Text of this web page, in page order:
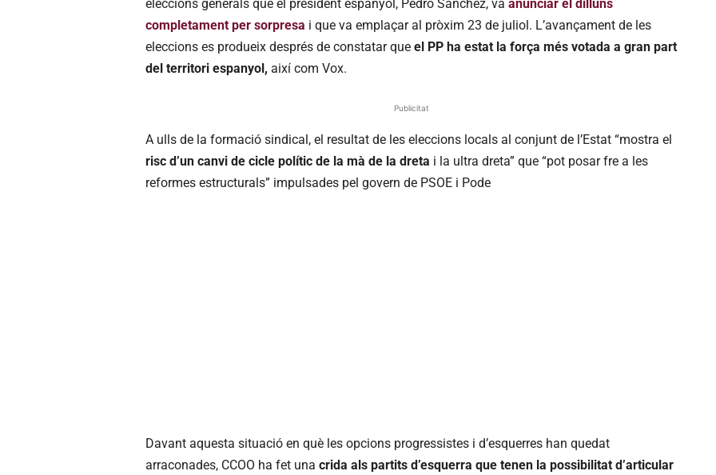
eleccions generals que el president espanyol, Pedro Sánchez, va anunciar el dilluns
completament per sorpresa i que va emplaçar al pròxim 23 de juliol. L’avançament de les
eleccions es produeix després de constatar que el PP ha estat la força més votada a gran part
del territori espanyol, així com Vox.
Publicitat
A ulls de la formació sindical, el resultat de les eleccions locals al conjunt de l’Estat “mostra el
risc d’un canvi de cicle polític de la mà de la dreta i la ultra dreta” que “pot posar fre a les
reformes estructurals” impulsades pel govern de PSOE i Pode
Davant aquesta situació en què les opcions progressistes i d’esquerres han quedat
arraconades, CCOO ha fet una crida als partits d’esquerra que tenen la possibilitat d’articular